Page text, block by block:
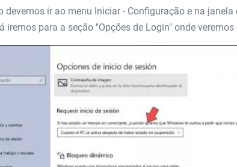
devemos ir ao menu Iniciar - Configuração e na
iremos para a seção "Opções de Login" onde veremos